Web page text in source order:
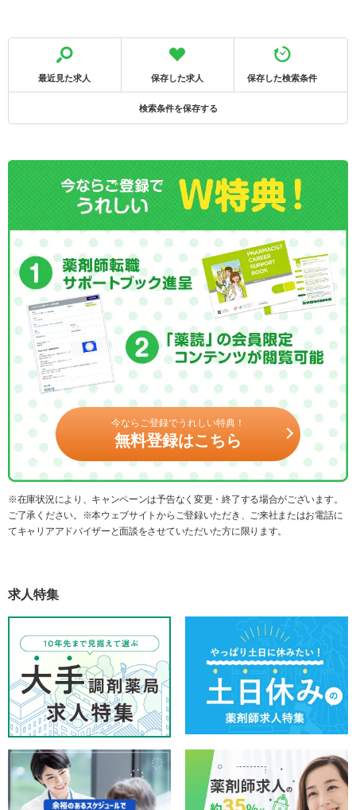
最近見た求人 保存した求人 保存した検索条件
検索条件を保存する
今ならご登録でうれしい特典！
無料登録はこちら
※在庫状況により、キャンペーンは予告なく変更・終了する場合がございます。
ご了承ください。※本ウェブサイトからご登録いただき、ご来社またはお電話に
てキャリアアドバイザーと面談をさせていただいた方に限ります。
求人特集